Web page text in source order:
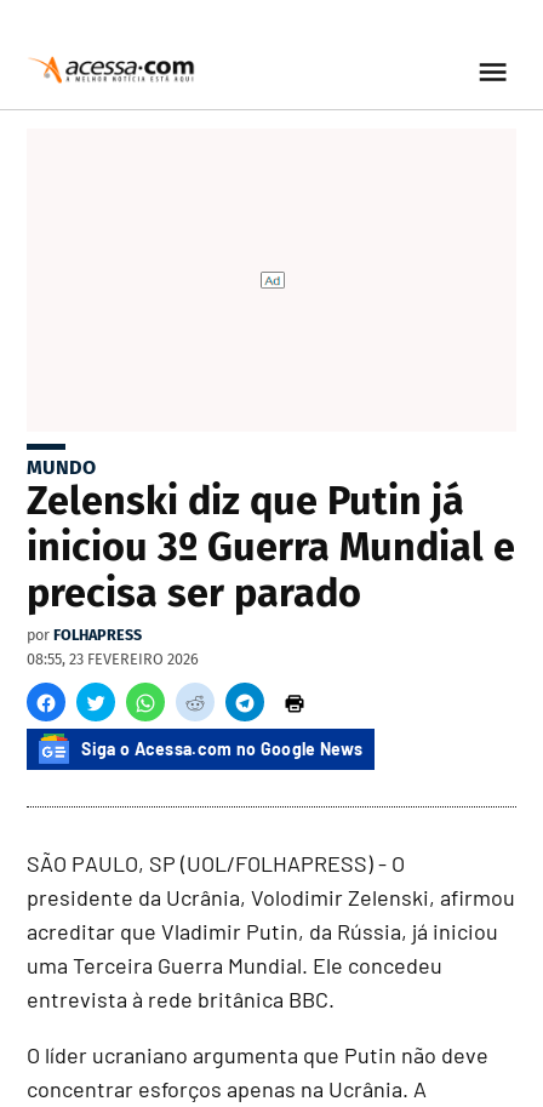
MUNDO
Zelenski diz que Putin já
iniciou 3º Guerra Mundial e
precisa ser parado
por FOLHAPRESS
08:55, 23 FEVEREIRO 2026
Siga o Acessa.com no Google News
SÃO PAULO, SP (UOL/FOLHAPRESS) - O
presidente da Ucrânia, Volodimir Zelenski, afirmou
acreditar que Vladimir Putin, da Rússia, já iniciou
uma Terceira Guerra Mundial. Ele concedeu
entrevista à rede britânica BBC.
O líder ucraniano argumenta que Putin não deve
concentrar esforços apenas na Ucrânia. A